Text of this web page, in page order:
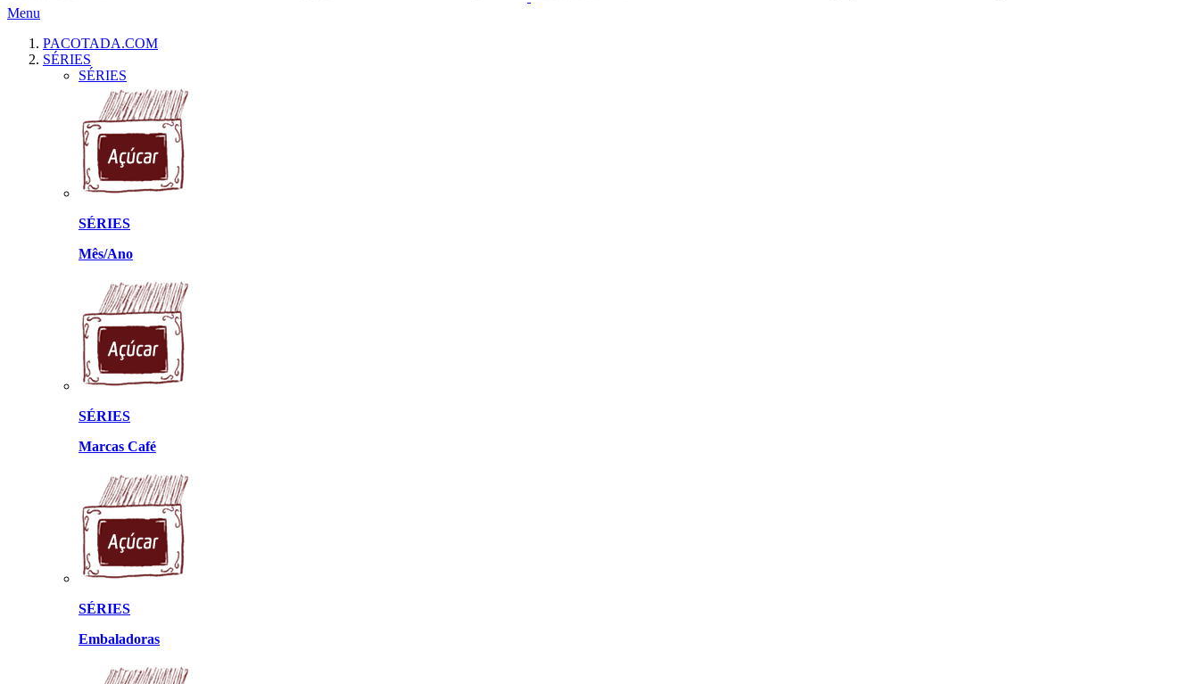
Menu
PACOTADA.COM
SÉRIES
SÉRIES
SÉRIES
Mês/Ano
SÉRIES
Marcas Café
SÉRIES
Embaladoras